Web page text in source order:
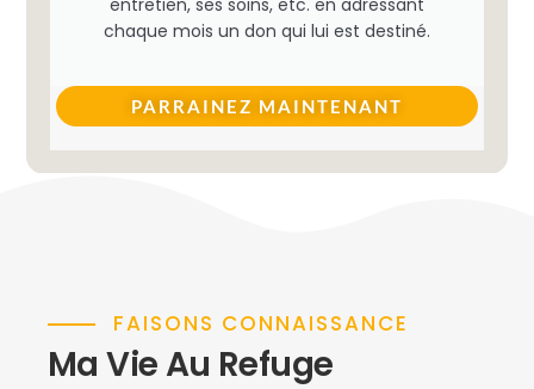
chaque mois un don qui lui est destiné.
PARRAINEZ MAINTENANT
FAISONS CONNAISSANCE
Ma Vie Au Refuge